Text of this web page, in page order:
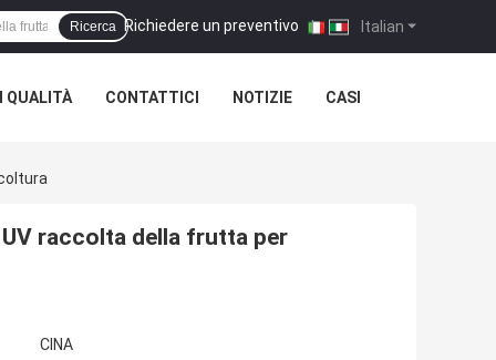
Italian
Richiedere un preventivo |
Ricerca
QUALITÀ CONTATTICI NOTIZIE CASI
raccolta della frutta per
CINA